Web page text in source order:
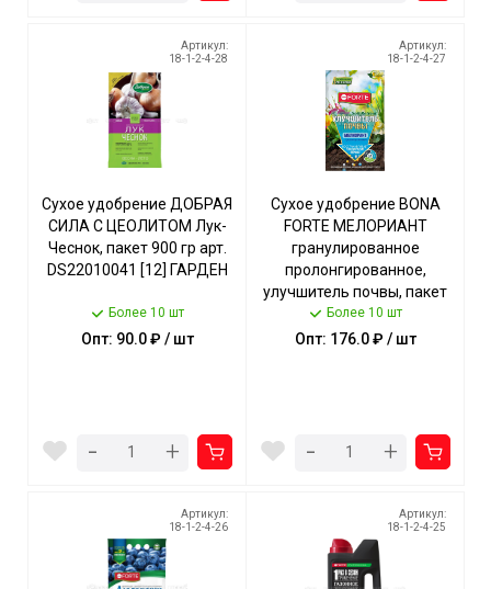
Артикул:
18-1-2-4-28
Сухое удобрение ДОБРАЯ
СИЛА С ЦЕОЛИТОМ Лук-
Чеснок, пакет 900 гр арт.
DS22010041 [12] ГАРДЕН
Более 10 шт
Опт: 90.0 ₽ / шт
- +
Артикул:
18-1-2-4-27
Сухое удобрение BONA
FORTE МЕЛОРИАНТ
гранулированное
пролонгированное,
улучшитель почвы, пакет
2,5 кг арт. BF22010621 [10]
ГАРДЕН
Более 10 шт
Опт: 176.0 ₽ / шт
- +
Артикул:
18-1-2-4-26
Артикул:
18-1-2-4-25